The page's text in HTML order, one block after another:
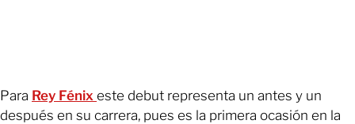
Para Rey Fénix este debut representa un antes y un
después en su carrera, pues es la primera ocasión en la